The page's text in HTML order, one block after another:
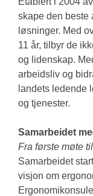
skape den beste
løsninger. Med
11 år, tilbyr de
og lidenskap.
arbeidsliv og
landets ledende
og tjenester.
Samarbeidet
Fra første møte
Samarbeidet
visjon om